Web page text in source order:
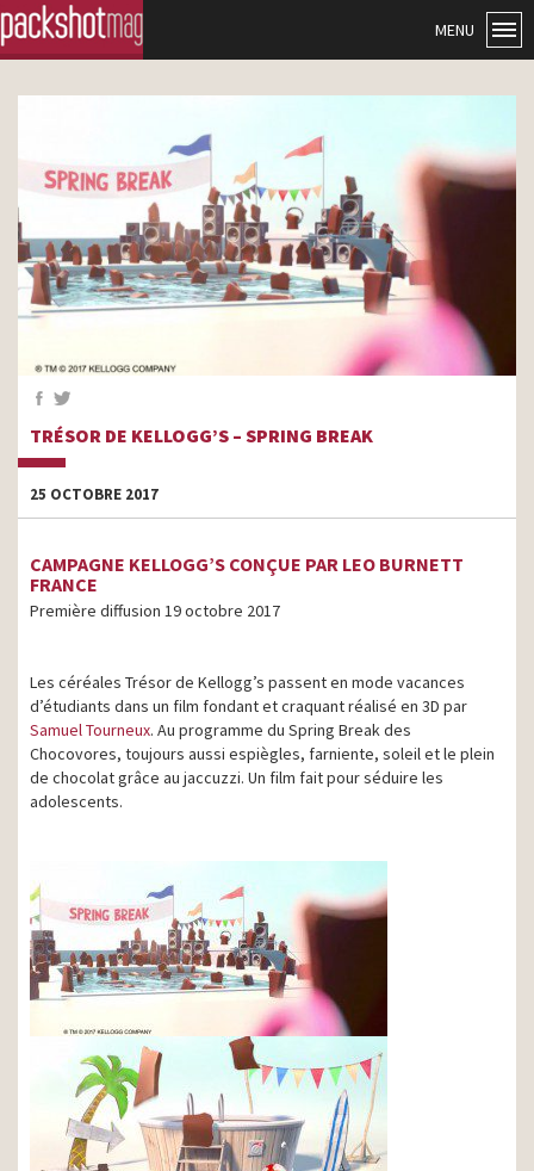
MENU
TRÉSOR DE KELLOGG’S – SPRING BREAK
25 OCTOBRE 2017
CAMPAGNE KELLOGG’S CONÇUE PAR LEO BURNETT
FRANCE
Première diffusion 19 octobre 2017
Les céréales Trésor de Kellogg’s passent en mode vacances
d’étudiants dans un film fondant et craquant réalisé en 3D par
Samuel Tourneux. Au programme du Spring Break des
Chocovores, toujours aussi espiègles, farniente, soleil et le plein
de chocolat grâce au jaccuzzi. Un film fait pour séduire les
adolescents.